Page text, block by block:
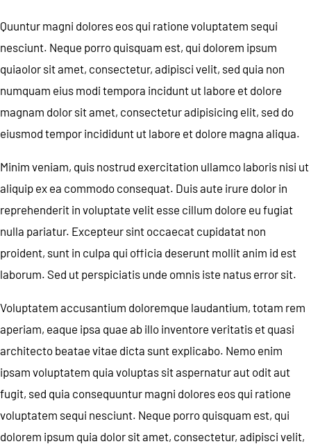
Quuntur magni dolores eos qui ratione voluptatem sequi
nesciunt. Neque porro quisquam est, qui dolorem ipsum
quiaolor sit amet, consectetur, adipisci velit, sed quia non
numquam eius modi tempora incidunt ut labore et dolore
magnam dolor sit amet, consectetur adipisicing elit, sed do
eiusmod tempor incididunt ut labore et dolore magna aliqua.
Minim veniam, quis nostrud exercitation ullamco laboris nisi ut
aliquip ex ea commodo consequat. Duis aute irure dolor in
reprehenderit in voluptate velit esse cillum dolore eu fugiat
nulla pariatur. Excepteur sint occaecat cupidatat non
proident, sunt in culpa qui officia deserunt mollit anim id est
laborum. Sed ut perspiciatis unde omnis iste natus error sit.
Voluptatem accusantium doloremque laudantium, totam rem
aperiam, eaque ipsa quae ab illo inventore veritatis et quasi
architecto beatae vitae dicta sunt explicabo. Nemo enim
ipsam voluptatem quia voluptas sit aspernatur aut odit aut
fugit, sed quia consequuntur magni dolores eos qui ratione
voluptatem sequi nesciunt. Neque porro quisquam est, qui
dolorem ipsum quia dolor sit amet, consectetur, adipisci velit,